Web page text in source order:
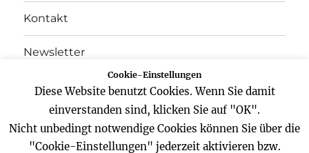
Kontakt
Newsletter
Datenschutz
Cookie-Einstellungen
Diese Website benutzt Cookies. Wenn Sie damit
einverstanden sind, klicken Sie auf "OK".
Nicht unbedingt notwendige Cookies können Sie über die
"Cookie-Einstellungen" jederzeit aktivieren bzw.